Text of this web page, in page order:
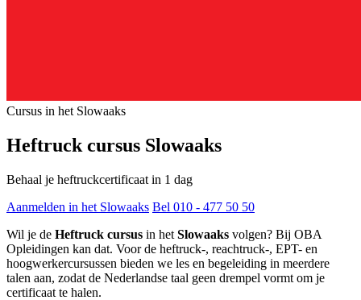
Cursus in het Slowaaks
Heftruck cursus Slowaaks
Behaal je heftruckcertificaat in 1 dag
Aanmelden in het Slowaaks Bel 010 - 477 50 50
Wil je de Heftruck cursus in het Slowaaks volgen? Bij OBA
Opleidingen kan dat. Voor de heftruck-, reachtruck-, EPT- en
hoogwerkercursussen bieden we les en begeleiding in meerdere
talen aan, zodat de Nederlandse taal geen drempel vormt om je
certificaat te halen.